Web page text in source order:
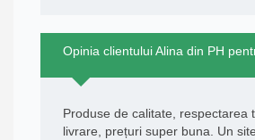
Opinia clientului Alina din PH
Produse de calitate, respectarea
livrare, prețuri super buna. Un